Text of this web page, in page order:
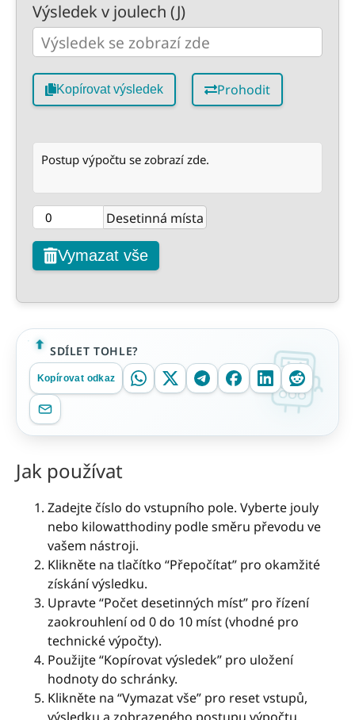
Výsledek v joulech (J)
Kopírovat výsledek Prohodit
Postup výpočtu se zobrazí zde.
Desetinná místa
Vymazat vše
SDÍLET TOHLE?
Kopírovat odkaz
Jak používat
Zadejte číslo do vstupního pole. Vyberte jouly
nebo kilowatthodiny podle směru převodu ve
vašem nástroji.
Klikněte na tlačítko “Přepočítat” pro okamžité
získání výsledku.
Upravte “Počet desetinných míst” pro řízení
zaokrouhlení od 0 do 10 míst (vhodné pro
technické výpočty).
Použijte “Kopírovat výsledek” pro uložení
hodnoty do schránky.
Klikněte na “Vymazat vše” pro reset vstupů,